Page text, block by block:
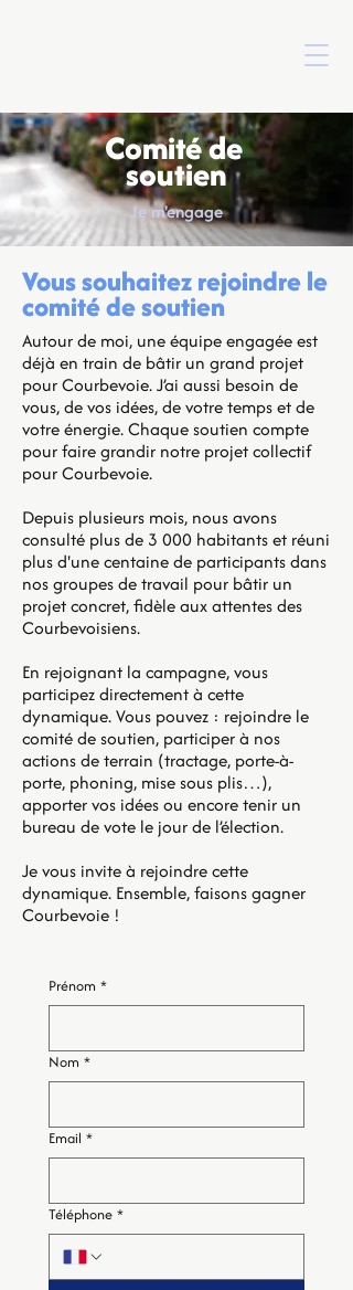
Comité de
soutien
Je m'engage
Voussouhaitez rejoindre le
comité de soutien
Autour de moi, une équipe engagée est
déjà en train de bâtir un grand projet
pour Courbevoie. J’ai aussi besoin de
vous, de vos idées, de votre temps et de
votre énergie. Chaque soutien compte
pour faire grandir notre projet collectif
pour Courbevoie.
Depuis plusieurs mois, nous avons
consulté plus de 3 000 habitants et réuni
plus d'une centaine de participants dans
nos groupes de travail pour bâtir un
projet concret, fidèle aux attentes des
Courbevoisiens.
En rejoignant la campagne, vous
participez directement à cette
dynamique. Vous pouvez : rejoindre le
comité de soutien, participer à nos
actions de terrain (tractage, porte-à-
porte, phoning, mise sous plis…),
apporter vos idées ou encore tenir un
bureau de vote le jour de l’élection.
Je vous invite à rejoindre cette
dynamique. Ensemble, faisons gagner
Courbevoie !
Prénom *
Nom *
Email *
Téléphone *